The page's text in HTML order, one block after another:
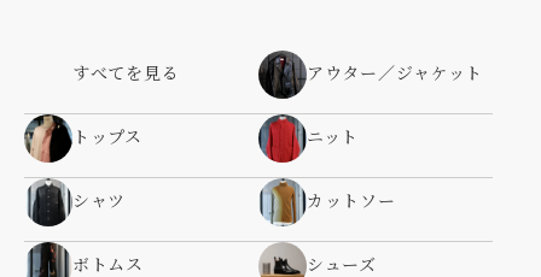
すべてを見る アウター／ジャケット
トップス ニット
シャツ カットソー
ボトムス シューズ